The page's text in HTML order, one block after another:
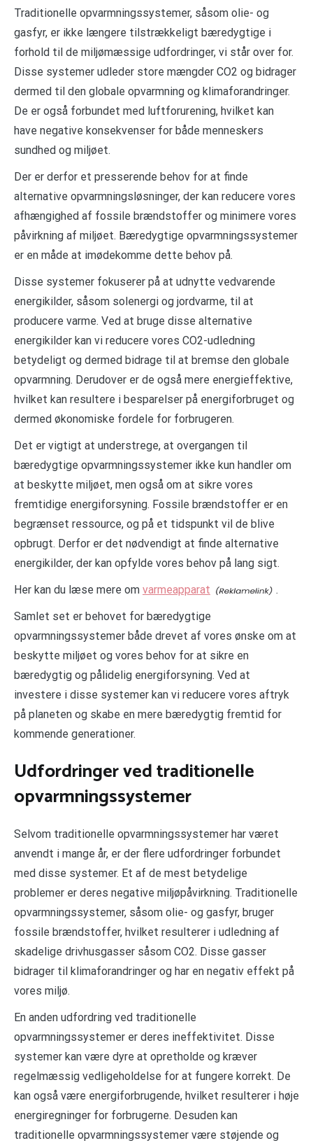
Traditionelle opvarmningssystemer, såsom olie- og
gasfyr, er ikke længere tilstrækkeligt bæredygtige i
forhold til de miljømæssige udfordringer, vi står over for.
Disse systemer udleder store mængder CO2 og bidrager
dermed til den globale opvarmning og klimaforandringer.
De er også forbundet med luftforurening, hvilket kan
have negative konsekvenser for både menneskers
sundhed og miljøet.
Der er derfor et presserende behov for at finde
alternative opvarmningsløsninger, der kan reducere vores
afhængighed af fossile brændstoffer og minimere vores
påvirkning af miljøet. Bæredygtige opvarmningssystemer
er en måde at imødekomme dette behov på.
Disse systemer fokuserer på at udnytte vedvarende
energikilder, såsom solenergi og jordvarme, til at
producere varme. Ved at bruge disse alternative
energikilder kan vi reducere vores CO2-udledning
betydeligt og dermed bidrage til at bremse den globale
opvarmning. Derudover er de også mere energieffektive,
hvilket kan resultere i besparelser på energiforbruget og
dermed økonomiske fordele for forbrugeren.
Det er vigtigt at understrege, at overgangen til
bæredygtige opvarmningssystemer ikke kun handler om
at beskytte miljøet, men også om at sikre vores
fremtidige energiforsyning. Fossile brændstoffer er en
begrænset ressource, og på et tidspunkt vil de blive
opbrugt. Derfor er det nødvendigt at finde alternative
energikilder, der kan opfylde vores behov på lang sigt.
Her kan du læse mere om varmeapparat
.
Samlet set er behovet for bæredygtige
opvarmningssystemer både drevet af vores ønske om at
beskytte miljøet og vores behov for at sikre en
bæredygtig og pålidelig energiforsyning. Ved at
investere i disse systemer kan vi reducere vores aftryk
på planeten og skabe en mere bæredygtig fremtid for
kommende generationer.
Udfordringer ved traditionelle
opvarmningssystemer
Selvom traditionelle opvarmningssystemer har været
anvendt i mange år, er der flere udfordringer forbundet
med disse systemer. Et af de mest betydelige
problemer er deres negative miljøpåvirkning. Traditionelle
opvarmningssystemer, såsom olie- og gasfyr, bruger
fossile brændstoffer, hvilket resulterer i udledning af
skadelige drivhusgasser såsom CO2. Disse gasser
bidrager til klimaforandringer og har en negativ effekt på
vores miljø.
En anden udfordring ved traditionelle
opvarmningssystemer er deres ineffektivitet. Disse
systemer kan være dyre at opretholde og kræver
regelmæssig vedligeholdelse for at fungere korrekt. De
kan også være energiforbrugende, hvilket resulterer i høje
energiregninger for forbrugerne. Desuden kan
traditionelle opvarmningssystemer være støjende og